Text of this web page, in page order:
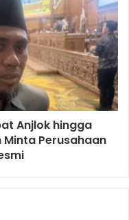
Anjlok hingga
Minta Perusahaan